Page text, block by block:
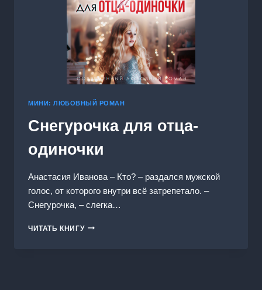
МИНИ: ЛЮБОВНЫЙ РОМАН
Снегурочка для отца-
одиночки
Анастасия Иванoва – Кто? – раздался мужской
голос, от которого внутри всё затрепетало. –
Снегурочка, – слегка…
ЧИТАТЬ КНИГУСНЕГУРОЧКА